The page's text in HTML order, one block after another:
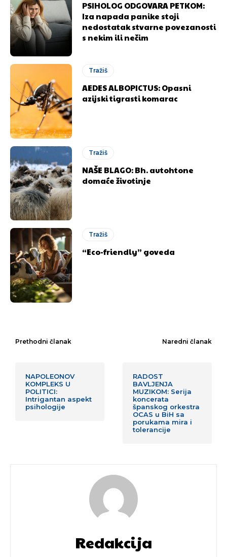
PSIHOLOG ODGOVARA PETKOM:
Iza napada panike stoji
nedostatak stvarne povezanosti
s nekim ili nečim
Tražiš
AEDES ALBOPICTUS: Opasni
azijski tigrasti komarac
Tražiš
NAŠE BLAGO: Bh. autohtone
domaće životinje
Tražiš
“Eco-friendly” goveda
Prethodni članak
NAPOLEONOV
KOMPLEKS U
POLITICI:
Intrigantan aspekt
psihologije
Naredni članak
RADOST
BAVLJENJA
MUZIKOM: Serija
koncerata
španskog orkestra
OCAS u BiH sa
porukama mira i
tolerancije
Redakcija